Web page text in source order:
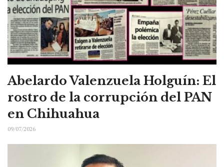
Abelardo Valenzuela Holguín: El
rostro de la corrupción del PAN
en Chihuahua
09/07/2026